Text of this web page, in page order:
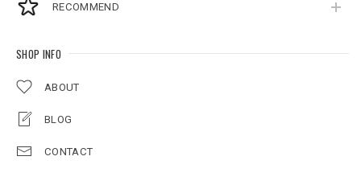
RECOMMEND
SHOP INFO
ABOUT
BLOG
CONTACT